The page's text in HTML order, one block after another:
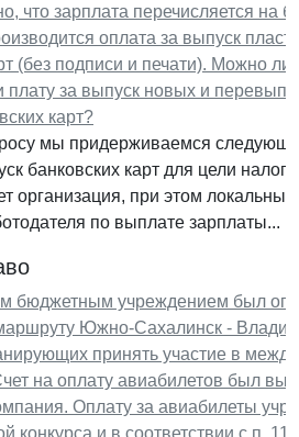
что зарплата перечисляется на
оплата за выпуск
(без подписи и печати). Можно ли
плату за выпуск новых и
карт?
мы придерживаемся
банковских карт для цели
организация, при этом
по выплате зарплаты...
бюджетным учреждением был
Южно-Сахалинск -
принять участие в
на оплату авиабилетов был
Оплату за авиабилеты
конкурса и в соответствии с п.